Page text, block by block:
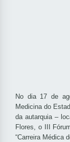
No dia 17 de
Medicina do
da autarquia –
Flores, o III
“Carreira Médica